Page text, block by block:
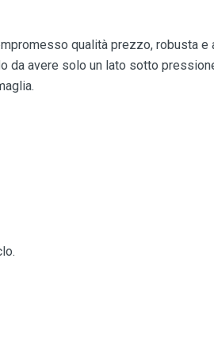
qualità prezzo, robusta e
da avere solo un lato sotto